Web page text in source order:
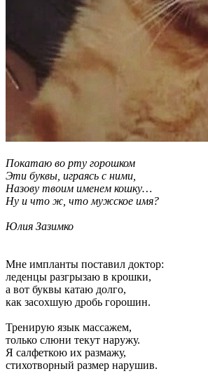
Покатаю во рту горошком
Эти буквы, играясь с ними,
Назову твоим именем кошку…
Ну и что ж, что мужское имя?
Юлия Зазимко
Мне импланты поставил доктор:
леденцы разгрызаю в крошки,
а вот буквы катаю долго,
как засохшую дробь горошин.
Тренирую язык массажем,
только слюни текут наружу.
Я салфеткою их размажу,
стихотворный размер нарушив.